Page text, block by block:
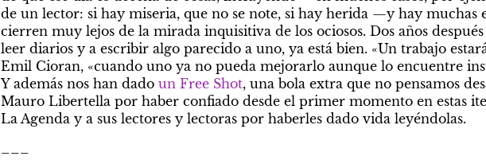
de un lector: si hay miseria, que no se note, si hay herida —y hay muchas
cierren muy lejos de la mirada inquisitiva de los ociosos. Dos años
leer diarios y a escribir algo parecido a uno, ya está bien. «Un trabajo
Emil Cioran, «cuando uno ya no pueda mejorarlo aunque lo encuentre
Y además nos han dado un Free Shot, una bola extra que no pensamos
Mauro Libertella por haber confiado desde el primer momento en estas
La Agenda y a sus lectores y lectoras por haberles dado vida leyéndolas.